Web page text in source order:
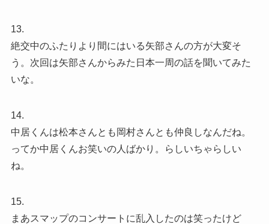
13.
絶交中のふたりより間にはいる矢部さんの方が大変そ
う。次回は矢部さんからみた日本一周の話を聞いてみた
いな。
14.
中居くんは松本さんとも岡村さんとも仲良しなんだね。
ってか中居くんお笑いの人ばかり。らしいちゃらしい
ね。
15.
まあスマップのコンサートに乱入したのは笑ったけど